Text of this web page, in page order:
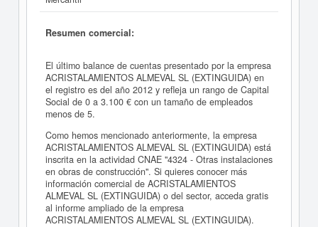
Resumen comercial:
El último balance de cuentas presentado por la empresa
ACRISTALAMIENTOS ALMEVAL SL (EXTINGUIDA) en
el registro es del año 2012 y refleja un rango de Capital
Social de 0 a 3.100 € con un tamaño de empleados
menos de 5.
Como hemos mencionado anteriormente, la empresa
ACRISTALAMIENTOS ALMEVAL SL (EXTINGUIDA) está
inscrita en la actividad CNAE "4324 - Otras instalaciones
en obras de construcción". Si quieres conocer más
información comercial de ACRISTALAMIENTOS
ALMEVAL SL (EXTINGUIDA) o del sector, acceda gratis
al informe ampliado de la empresa
ACRISTALAMIENTOS ALMEVAL SL (EXTINGUIDA).